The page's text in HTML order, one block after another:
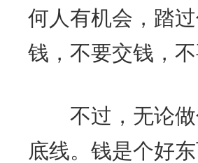
何人有机会，踏
钱，不要交钱，不
不过，无论做
底线。钱是个好